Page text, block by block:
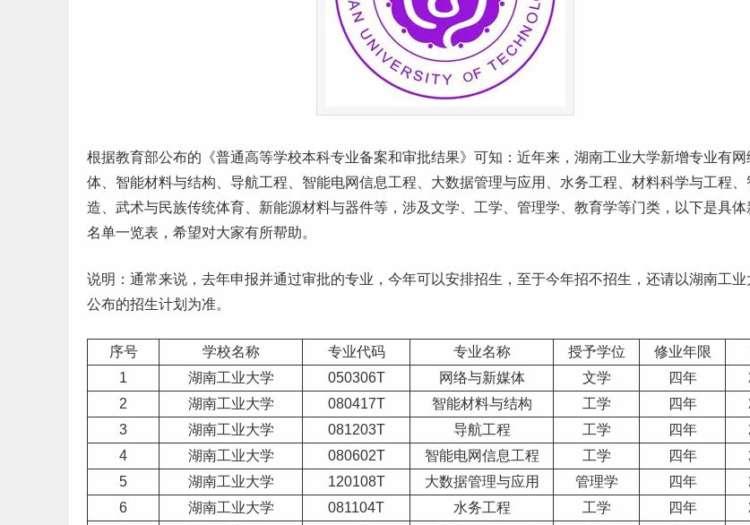
根据教育部公布的《普通高等学校本科专业备案和审批结果》可知：近年来， 湖南工业大学新增专业有
体、智能材料与结构、导航工程、智能电网信息工程、大数据管理与应用、水务工程、材料科学与工程、
造、武术与民族传统体育 、新能源材料与器件等，涉及文学、工学、管理学、教育学等门类，以下是具体
名单一览表，希望对大家有所帮助。
说明：通常来说，去年申报并通过审批的专业，今年可以安排招生，至于今年招不招生，还请以湖南工业
公布的招生计划为准。
序号 学校名称 专业代码 专业名称 授予学位 修业年限
1
湖南工业大学 050306T 网络与新媒体 文学 四年
2
湖南工业大学 080417T 智能材料与结构 工学 四年
3
湖南工业大学 081203T 导航工程 工学 四年
4
湖南工业大学 080602T 智能电网信息工程 工学 四年
5
湖南工业大学 120108T 大数据管理与应用 管理学 四年
6
湖南工业大学 081104T 水务工程 工学 四年